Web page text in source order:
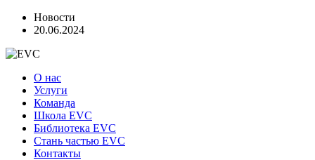
Новости
20.06.2024
О нас
Услуги
Команда
Школа EVC
Библиотека EVC
Стань частью EVC
Контакты